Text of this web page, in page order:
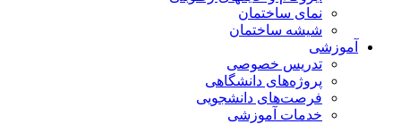
نمای ساختمان
شیشه ساختمان
آموزشی
تدریس خصوصی
پروژه‌های دانشگاهی
فرصت‌های دانشجویی
خدمات آموزشی